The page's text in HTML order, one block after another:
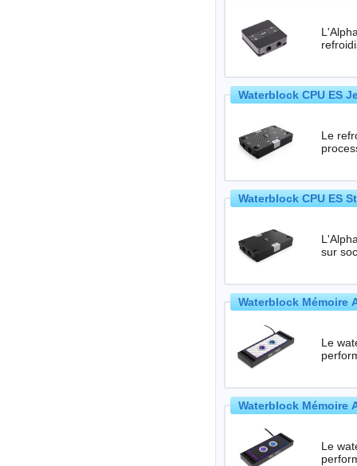
Waterblock CPU ES
Le
Waterblock CPU ES
sur
Waterblock Mémoire
Le
Waterblock Mémoire
Le